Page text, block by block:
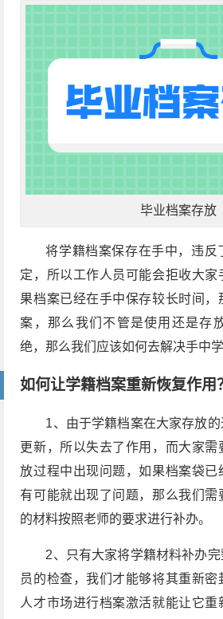
毕业档案存放
将学籍档案保存在手中，违反
定，所以工作人员可能会拒收大家
果档案已经在手中保存较长时间，
案，那么我们不管是使用还是存
绝，那么我们应该如何去解决手中
如何让学籍档案重新恢复作用
1、由于学籍档案在大家存放
更新，所以失去了作用，而大家需
放过程中出现问题，如果档案袋已
有可能就出现了问题，那么我们需
的材料按照老师的要求进行补办。
2、只有大家将学籍材料补办
员的检查，我们才能够将其重新密
人才市场进行档案激活就能让它重